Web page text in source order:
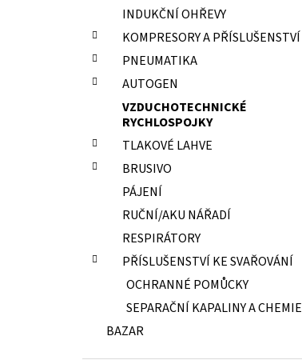
INDUKČNÍ OHŘEVY
KOMPRESORY A PŘÍSLUŠENSTVÍ
PNEUMATIKA
AUTOGEN
VZDUCHOTECHNICKÉ
RYCHLOSPOJKY
TLAKOVÉ LAHVE
BRUSIVO
PÁJENÍ
RUČNÍ/AKU NÁŘADÍ
RESPIRÁTORY
PŘÍSLUŠENSTVÍ KE SVAŘOVÁNÍ
OCHRANNÉ POMŮCKY
SEPARAČNÍ KAPALINY A CHEMIE
BAZAR
15,70 Kč